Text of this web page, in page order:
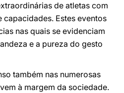
de atletas com
Estes eventos
nas quais se evidenciam
e a pureza do gesto
também nas numerosas
à margem da sociedade.